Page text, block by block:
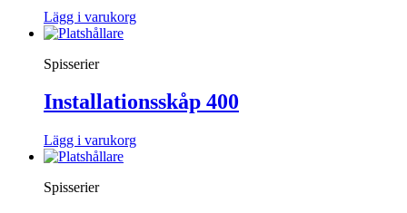
Lägg i varukorg
Spisserier
Installationsskåp 400
Lägg i varukorg
Spisserier